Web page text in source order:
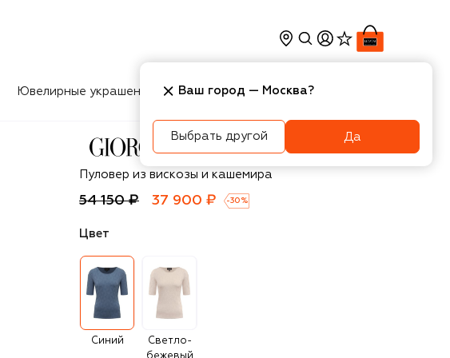
Ювелирные украшения Косметика Интерьер
Giorgio Armani
Пуловер из вискозы и кашемира
54 150 ₽ 37 900 ₽ -30 %
Цвет
Синий
Светло-
Ваш город — Москва?
Выбрать другой Да